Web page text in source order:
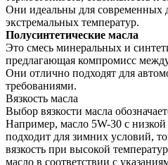
Они идеальны для современных
экстремальных температур.
Полусинтетические масла
Это смесь минеральных и
предлагающая компромисс
Они отлично подходят для
требованиями.
Вязкость масла
Выбор вязкости масла
Например, масло 5W-30 с
подходит для зимних условий,
вязкость при высокой
масло в соответствии с